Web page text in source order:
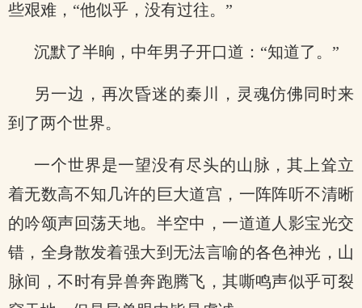
些艰难，“他似乎，没有过往。”
沉默了半晌，中年男子开口道：“知道了。”
另一边，再次昏迷的秦川，灵魂仿佛同时来
到了两个世界。
一个世界是一望没有尽头的山脉，其上耸立
着无数高不知几许的巨大道宫，一阵阵听不清晰
的吟颂声回荡天地。半空中，一道道人影宝光交
错，全身散发着强大到无法言喻的各色神光，山
脉间，不时有异兽奔跑腾飞，其嘶鸣声似乎可裂